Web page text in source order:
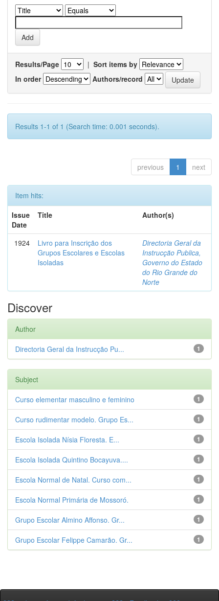
Results/Page | Sort items by
In order
Authors/record
Results 1-1 of 1 (Search time: 0.001 seconds).
previous 1 next
Item hits:
Issue
Date
Title Author(s)
1924
Livro para Inscrição dos
Grupos Escolares e Escolas
Isoladas
Directoria Geral da
Instrucção Publica,
Governo do Estado
do Rio Grande do
Norte
Discover
Author
1
Directoria Geral da Instrucção Pu...
Subject
1
Curso elementar masculino e feminino
1
Curso rudimentar modelo. Grupo Es...
1
Escola Isolada Nísia Floresta. E...
1
Escola Isolada Quintino Bocayuva....
1
Escola Normal de Natal. Curso com...
1
Escola Normal Primária de Mossoró.
1
Grupo Escolar Almino Affonso. Gr...
1
Grupo Escolar Felippe Camarão. Gr...